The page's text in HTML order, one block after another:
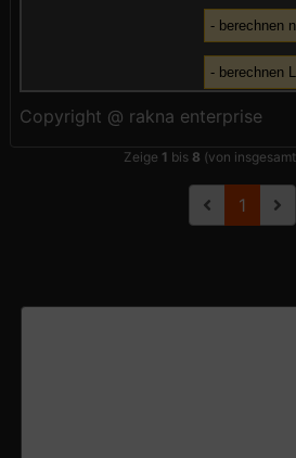
Copyright @ rakna enterprise
Zeige 1 bis 8 (von insgesamt
1